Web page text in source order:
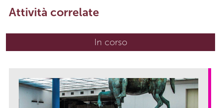
Attività correlate
In corso(scheda attiva)